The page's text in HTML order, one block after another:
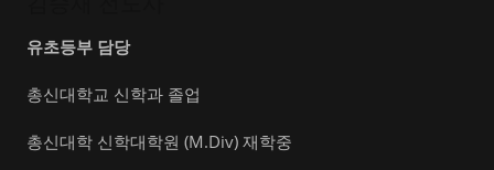
유초등부 담당
총신대학교 신학과 졸업
총신대학 신학대학원 (M.Div) 재학중